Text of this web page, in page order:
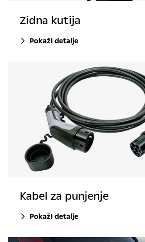
Zidna kutija
PokažI detalje
Kabel za punjenje
PokažI detalje